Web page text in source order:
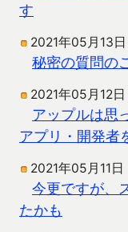
す
2021年05月13日
秘密の質問の
2021年05月12日
アップルは思
アプリ・開発者
2021年05月11日
今更ですが、
たかも